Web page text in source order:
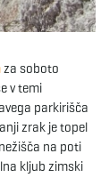
n
za soboto
v temi
parkirišča
zrak je topel
na poti
kljub zimski